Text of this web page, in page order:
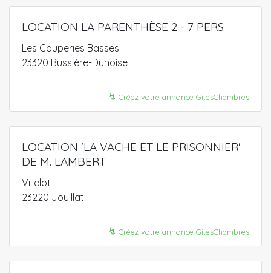
LOCATION LA PARENTHÈSE 2 - 7 PERS
Les Couperies Basses
23320 Bussière-Dunoise
↯ Créez votre annonce GitesChambres
LOCATION 'LA VACHE ET LE PRISONNIER'
DE M. LAMBERT
Villelot
23220 Jouillat
↯ Créez votre annonce GitesChambres